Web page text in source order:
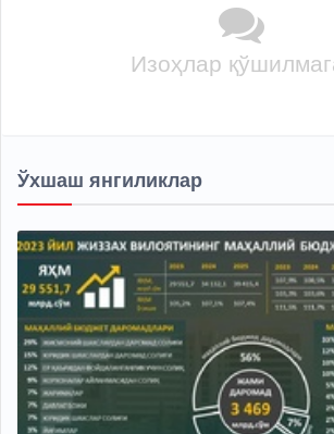
Изоҳлар
Ўхшаш янгиликлар